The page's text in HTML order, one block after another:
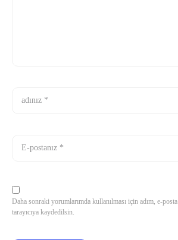
Daha sonraki yorumlarımda kullanılması için adım, e-
tarayıcıya kaydedilsin.